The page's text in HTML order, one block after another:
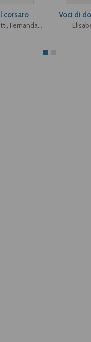
corsaro Voci di